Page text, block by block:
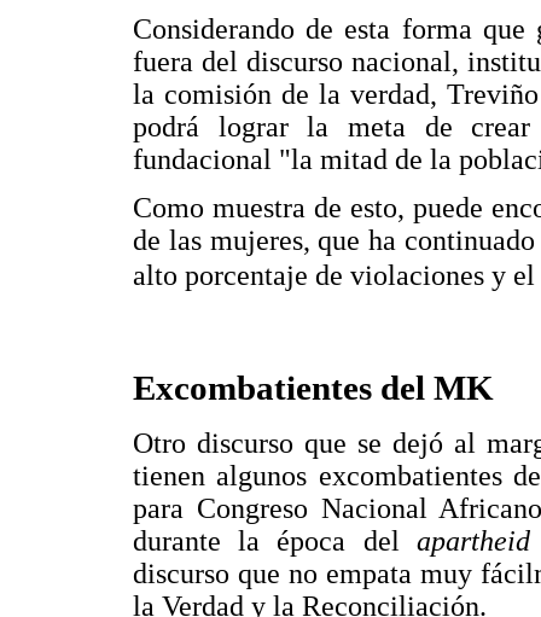
Considerando de esta forma
fuera del discurso nacional,
la comisión de la verdad,
podrá lograr la meta de
fundacional "la mitad de la
Como muestra de esto, puede
de las mujeres, que ha
alto porcentaje de violaciones y
Excombatientes del MK
Otro discurso que se dejó al
tienen algunos excombatientes
para Congreso Nacional
durante la época del
discurso que no empata muy
la Verdad y la Reconciliación.